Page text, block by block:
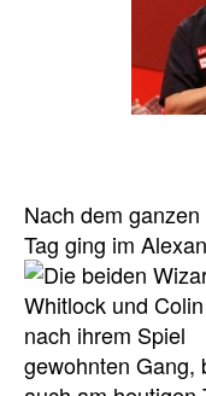
Nach dem
Tag ging im
gewohnten Gang,